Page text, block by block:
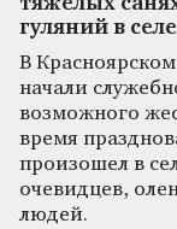
гуляний в
В
начали
возможного
время
произошел в
очевидцев,
людей.